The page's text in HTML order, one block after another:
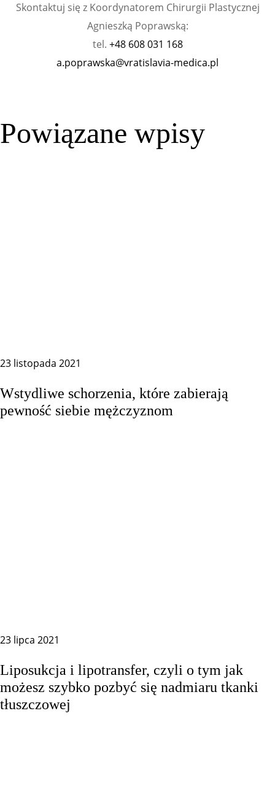
Skontaktuj się z Koordynatorem Chirurgii Plastycznej
Agnieszką Poprawską:
tel. +48 608 031 168
a.poprawska@vratislavia-medica.pl
Powiązane wpisy
23 listopada 2021
Wstydliwe schorzenia, które zabierają
pewność siebie mężczyznom
23 lipca 2021
Liposukcja i lipotransfer, czyli o tym jak
możesz szybko pozbyć się nadmiaru tkanki
tłuszczowej